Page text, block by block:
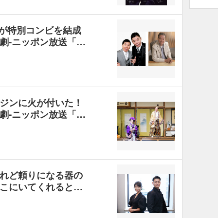
特別コンビを結成
-ニッポン放送「…
ンに火が付いた！
-ニッポン放送「…
ど頼りになる器の
にいてくれると…